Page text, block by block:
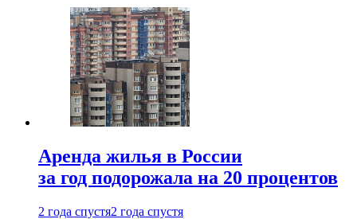
Аренда жилья в России
за год подорожала на 20 процентов
2 года спустя2 года спустя